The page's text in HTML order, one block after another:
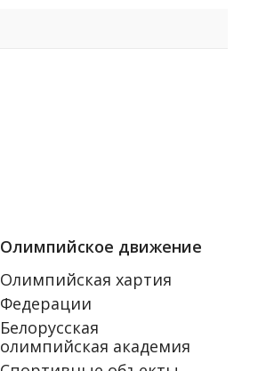
Олимпийское движение
Олимпийская хартия
Федерации
Белорусская
олимпийская академия